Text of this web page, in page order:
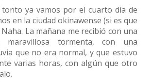
ya vamos por el cuarto día de
en la ciudad okinawense (si es que
Naha. La mañana me recibió con una
maravillosa tormenta, con una
que no era normal, y que estuvo
varias horas, con algún que otro